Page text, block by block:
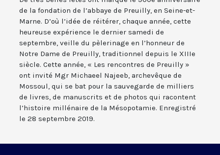
de la fondation de l’abbaye de Preuilly, en Seine-et-
Marne. D’où l’idée de réitérer, chaque année, cette
heureuse expérience le dernier samedi de
septembre, veille du pèlerinage en l’honneur de
Notre Dame de Preuilly, traditionnel depuis le XIIIe
siècle. Cette année, « Les rencontres de Preuilly »
ont invité Mgr Michaeel Najeeb, archevêque de
Mossoul, qui se bat pour la sauvegarde de milliers
de livres, de manuscrits et de photos qui racontent
l’histoire millénaire de la Mésopotamie. Enregistré
le 28 septembre 2019.